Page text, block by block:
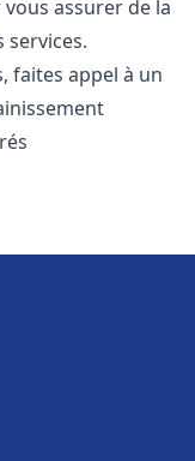
assurer de la
services.
faites appel à un